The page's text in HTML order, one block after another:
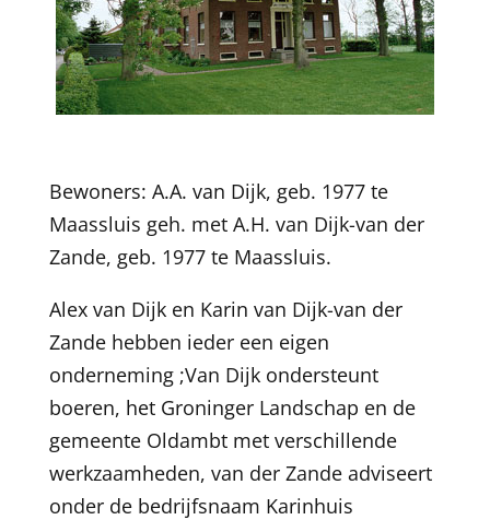
Bewoners: A.A. van Dijk, geb. 1977 te
Maassluis geh. met A.H. van Dijk-van der
Zande, geb. 1977 te Maassluis.
Alex van Dijk en Karin van Dijk-van der
Zande hebben ieder een eigen
onderneming ;Van Dijk ondersteunt
boeren, het Groninger Landschap en de
gemeente Oldambt met verschillende
werkzaamheden, van der Zande adviseert
onder de bedrijfsnaam Karinhuis